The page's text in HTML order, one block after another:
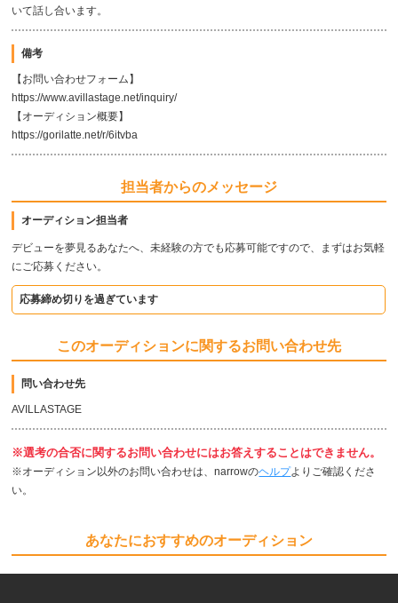
いて話し合います。
備考
【お問い合わせフォーム】
https://www.avillastage.net/inquiry/
【オーディション概要】
https://gorilatte.net/r/6itvba
担当者からのメッセージ
オーディション担当者
デビューを夢見るあなたへ、未経験の方でも応募可能ですので、まずはお気軽
にご応募ください。
応募締め切りを過ぎています
このオーディションに関するお問い合わせ先
問い合わせ先
AVILLASTAGE
※選考の合否に関するお問い合わせにはお答えすることはできません。
※オーディション以外のお問い合わせは、narrowのヘルプよりご確認くださ
い。
あなたにおすすめのオーディション